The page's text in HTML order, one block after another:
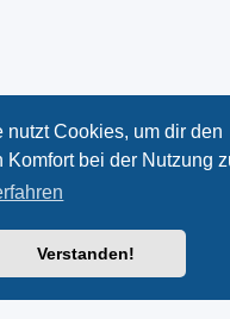
nutzt Cookies, um dir den
Komfort bei der Nutzung
Verstanden!